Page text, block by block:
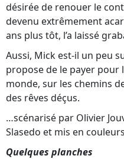
désirée de renouer le
devenu extrêmement
ans plus tôt, l’a laissé
Aussi, Mick est-il un peu
propose de le payer pour
monde, sur les chemins
des rêves déçus.
…scénarisé par Olivier
Slasedo et mis en
Quelques planches